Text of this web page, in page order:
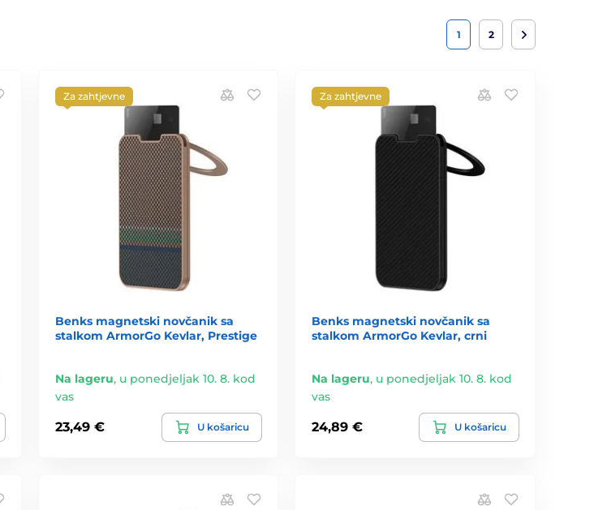
1 2
Za zahtjevne
Benks magnetski novčanik sa
stalkom ArmorGo Kevlar, Prestige
Na lageru, u ponedjeljak 10. 8. kod
vas
23,49 € U košaricu
Za zahtjevne
Benks magnetski novčanik sa
stalkom ArmorGo Kevlar, crni
Na lageru, u ponedjeljak 10. 8. kod
vas
24,89 € U košaricu